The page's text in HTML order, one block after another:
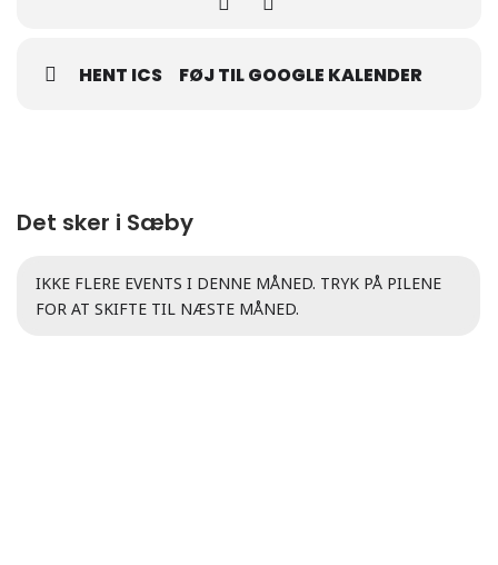
HENT ICS FØJ TIL GOOGLE KALENDER
Det sker i Sæby
IKKE FLERE EVENTS I DENNE MÅNED. TRYK PÅ PILENE
FOR AT SKIFTE TIL NÆSTE MÅNED.